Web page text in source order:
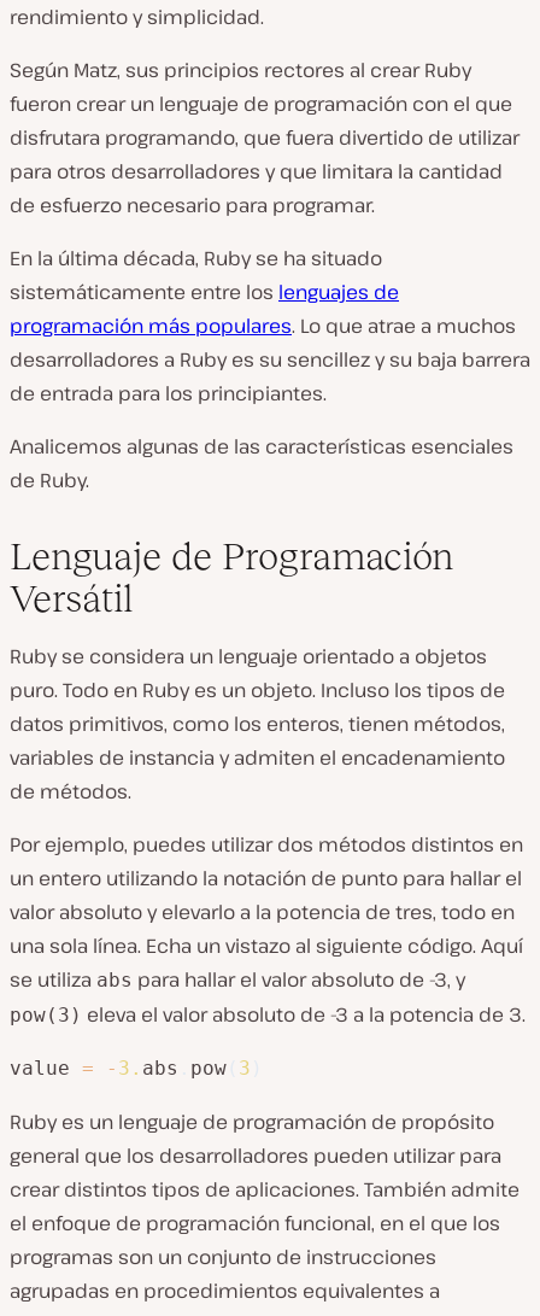
rendimiento y simplicidad.
Según Matz, sus principios rectores al crear Ruby
fueron crear un lenguaje de programación con el que
disfrutara programando, que fuera divertido de utilizar
para otros desarrolladores y que limitara la cantidad
de esfuerzo necesario para programar.
En la última década, Ruby se ha situado
sistemáticamente entre los lenguajes de
programación más populares. Lo que atrae a muchos
desarrolladores a Ruby es su sencillez y su baja barrera
de entrada para los principiantes.
Analicemos algunas de las características esenciales
de Ruby.
Lenguaje de Programación
Versátil
Ruby se considera un lenguaje orientado a objetos
puro. Todo en Ruby es un objeto. Incluso los tipos de
datos primitivos, como los enteros, tienen métodos,
variables de instancia y admiten el encadenamiento
de métodos.
Por ejemplo, puedes utilizar dos métodos distintos en
un entero utilizando la notación de punto para hallar el
valor absoluto y elevarlo a la potencia de tres, todo en
una sola línea. Echa un vistazo al siguiente código. Aquí
se utiliza abs para hallar el valor absoluto de -3, y
pow(3) eleva el valor absoluto de -3 a la potencia de 3.
value = - 3. abs pow 3
Ruby es un lenguaje de programación de propósito
general que los desarrolladores pueden utilizar para
crear distintos tipos de aplicaciones. También admite
el enfoque de programación funcional, en el que los
programas son un conjunto de instrucciones
agrupadas en procedimientos equivalentes a